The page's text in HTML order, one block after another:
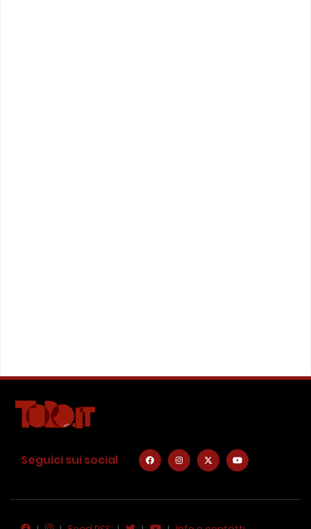
Seguici sui social